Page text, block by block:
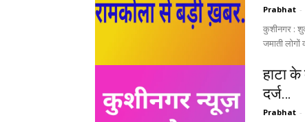
Prabhat -
कुशीनगर :
जमाती लोगों
हाटा
दर्ज…
Prabhat -